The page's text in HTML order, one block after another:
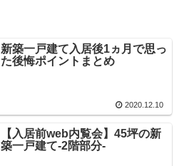
新築一戸建て入居後1ヵ月で思っ
た後悔ポイントまとめ
2020.12.10
【入居前web内覧会】45坪の新
築一戸建て-2階部分-